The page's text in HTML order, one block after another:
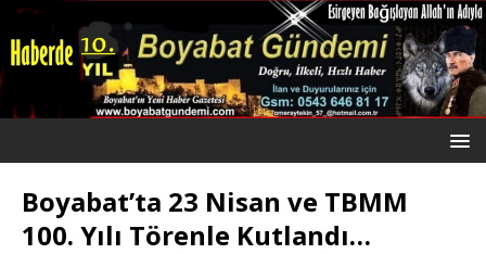
Boyabat’ta 23 Nisan ve TBMM
100. Yılı Törenle Kutlandı…